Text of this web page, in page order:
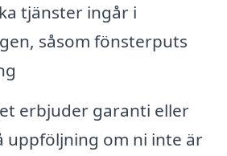
tjänster ingår i
såsom fönsterputs
erbjuder garanti eller
uppföljning om ni inte är